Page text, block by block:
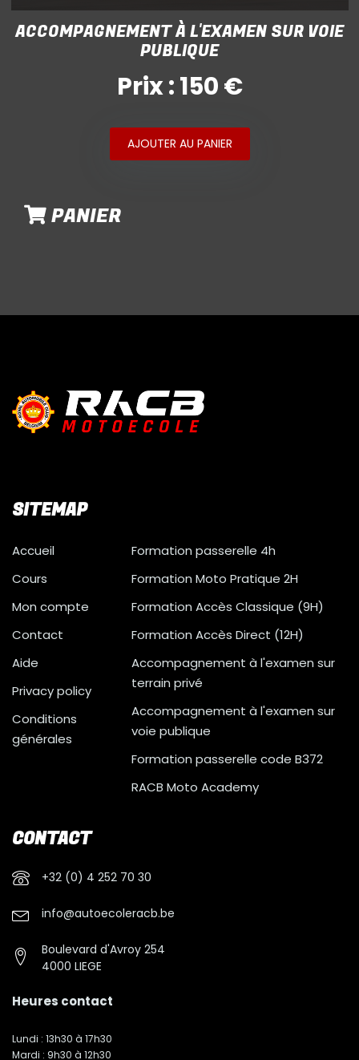
ACCOMPAGNEMENT À L'EXAMEN SUR VOIE
PUBLIQUE
Prix : 150 €
AJOUTER AU PANIER
PANIER
SITEMAP
Accueil
Cours
Mon compte
Contact
Aide
Privacy policy
Conditions
générales
Formation passerelle 4h
Formation Moto Pratique 2H
Formation Accès Classique (9H)
Formation Accès Direct (12H)
Accompagnement à l'examen sur
terrain privé
Accompagnement à l'examen sur
voie publique
Formation passerelle code B372
RACB Moto Academy
CONTACT
+32 (0) 4 252 70 30
info@autoecoleracb.be
Boulevard d'Avroy 254
4000 LIEGE
Heures contact
Lundi : 13h30 à 17h30
Mardi : 9h30 à 12h30